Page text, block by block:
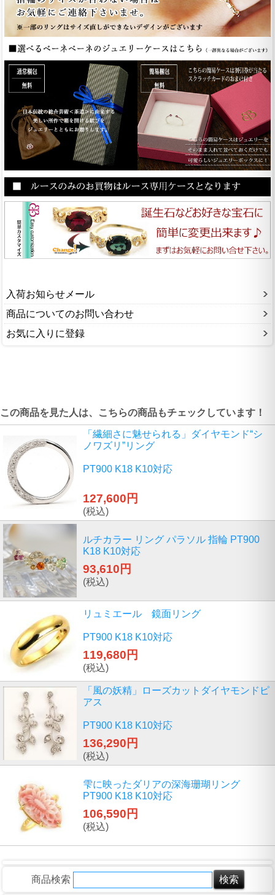
入荷お知らせメール
商品についてのお問い合わせ
お気に入りに登録
この商品を見た人は、こちらの商品もチェックしています！
「繊細さに魅せられる」ダイヤモンド“シ
ノワズリ”リング
PT900 K18 K10対応
127,600円
(税込)
ルチカラー リング パラソル 指輪 PT900
K18 K10対応
93,610円
(税込)
リュミエール 鏡面リング
PT900 K18 K10対応
119,680円
(税込)
「風の妖精」ローズカットダイヤモンドピ
アス
PT900 K18 K10対応
136,290円
(税込)
雫に映ったダリアの深海珊瑚リング
PT900 K18 K10対応
106,590円
(税込)
商品検索